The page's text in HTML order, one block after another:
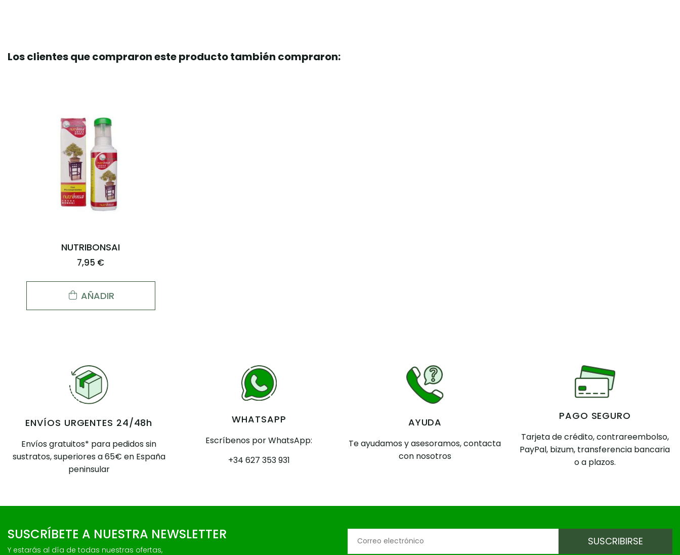
Los clientes que compraron este producto también compraron:
NUTRIBONSAI
7,95 €
AÑADIR
ENVÍOS URGENTES 24/48h
Envíos gratuitos* para pedidos sin
sustratos, superiores a 65€ en España
peninsular
WHATSAPP
Escríbenos por WhatsApp:
+34 627 353 931
AYUDA
Te ayudamos y asesoramos, contacta
con nosotros
PAGO SEGURO
Tarjeta de crédito, contrareembolso,
PayPal, bizum, transferencia bancaria
o a plazos.
SUSCRÍBETE A NUESTRA NEWSLETTER
Y estarás al día de todas nuestras ofertas,